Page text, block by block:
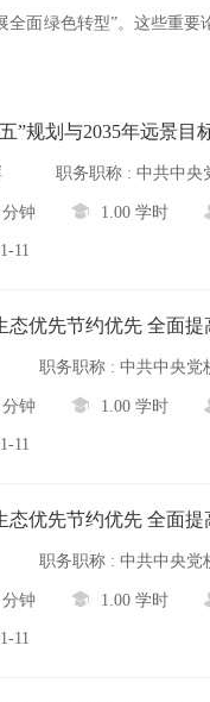
全面绿色转型”。这些重
”规划与2035年远景
钟 1.00 学时
11
态优先节约优先 全面
钟 1.00 学时
11
态优先节约优先 全面
钟 1.00 学时
11